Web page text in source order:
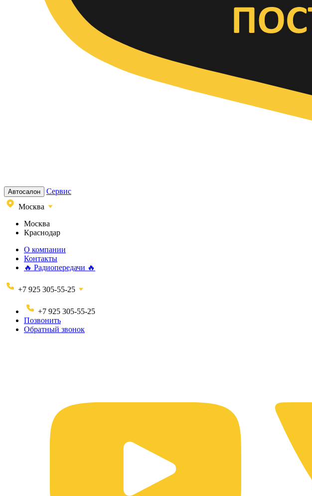
Автосалон
Сервис
Москва
Москва
Краснодар
О компании
Контакты
🔥 Радиопередачи 🔥
+7 925 305-55-25
+7 925 305-55-25
Позвонить
Обратный звонок